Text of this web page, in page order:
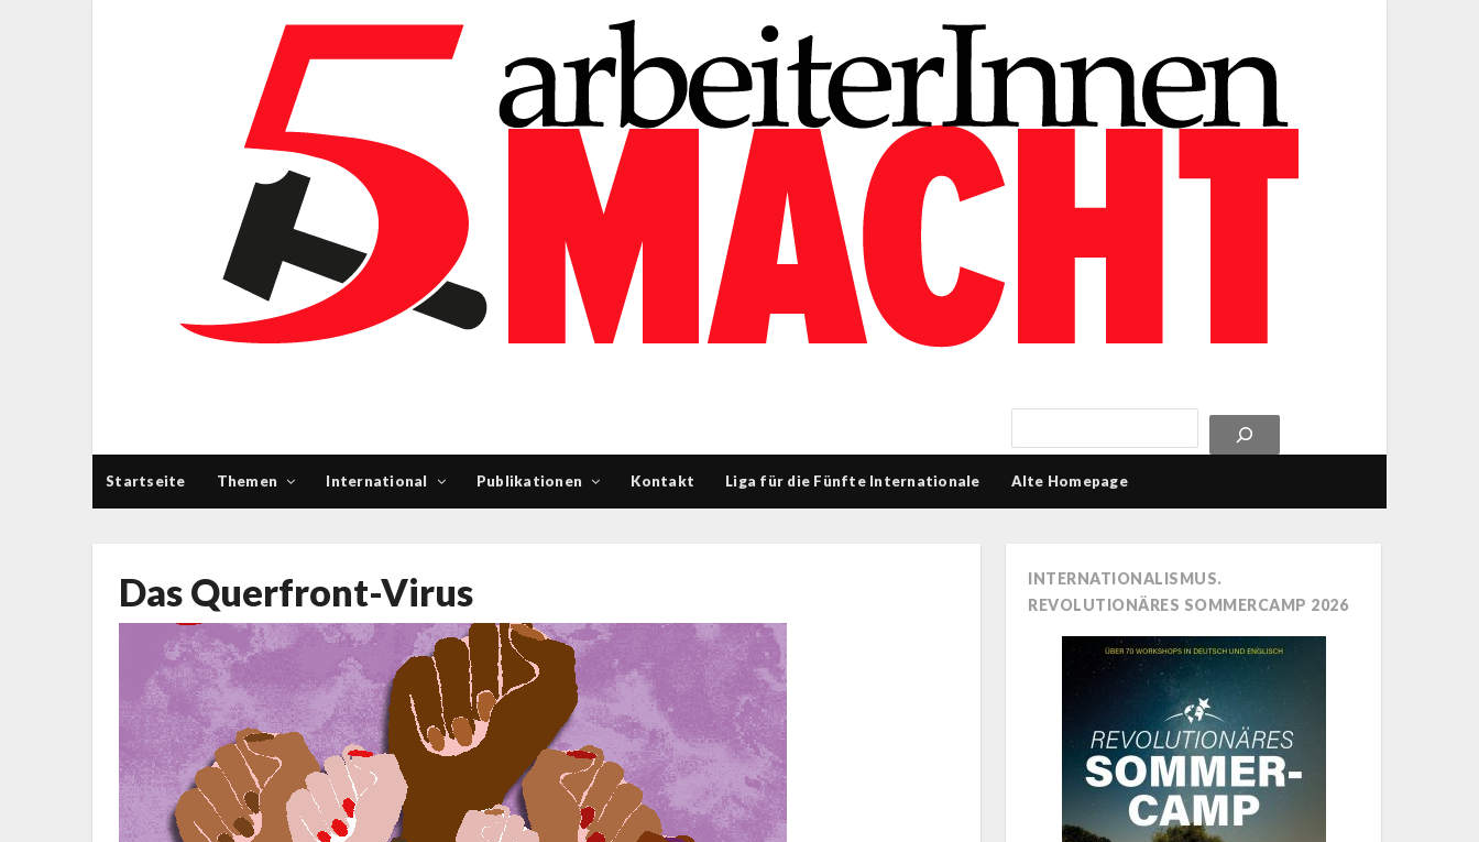
Startseite Themen International Publikationen Kontakt Liga für die Fünfte Internationale Alte Homepage
Das Querfront-Virus
INTERNATIONALISMUS.
REVOLUTIONÄRES SOMMERCAMP 2026